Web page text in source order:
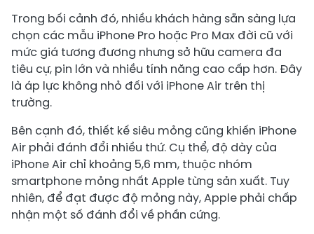
Trong bối cảnh đó, nhiều khách hàng sẵn sàng lựa
chọn các mẫu iPhone Pro hoặc Pro Max đời cũ với
mức giá tương đương nhưng sở hữu camera đa
tiêu cự, pin lớn và nhiều tính năng cao cấp hơn. Đây
là áp lực không nhỏ đối với iPhone Air trên thị
trường.
Bên cạnh đó, thiết kế siêu mỏng cũng khiến iPhone
Air phải đánh đổi nhiều thứ. Cụ thể, độ dày của
iPhone Air chỉ khoảng 5,6 mm, thuộc nhóm
smartphone mỏng nhất Apple từng sản xuất. Tuy
nhiên, để đạt được độ mỏng này, Apple phải chấp
nhận một số đánh đổi về phần cứng.